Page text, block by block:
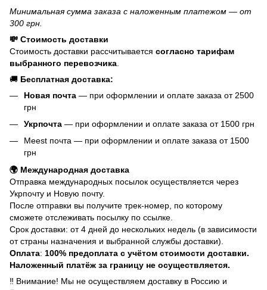
Минимальная сумма заказа с наложенным платежом — от
300 грн.
💸 Стоимость доставки
Стоимость доставки рассчитывается согласно тарифам
выбранного перевозчика
🚚 Бесплатная доставка:
Новая почта — при оформлении и оплате заказа от 2500
грн
Укрпочта — при оформлении и оплате заказа от 1500 грн
Meest почта — при оформлении и оплате заказа от 1500
грн
🌍 Международная доставка
Отправка международных посылок осуществляется через
Укрпочту и Новую почту.
После отправки вы получите трек-номер, по которому
сможете отслеживать посылку по ссылке.
Срок доставки: от 4 дней до нескольких недель (в зависимости
от страны назначения и выбранной службы доставки).
Оплата: 100% предоплата с учётом стоимости доставки.
Наложенный платёж за границу не осуществляется.
‼️ Внимание! Мы не осуществляем доставку в Россию и